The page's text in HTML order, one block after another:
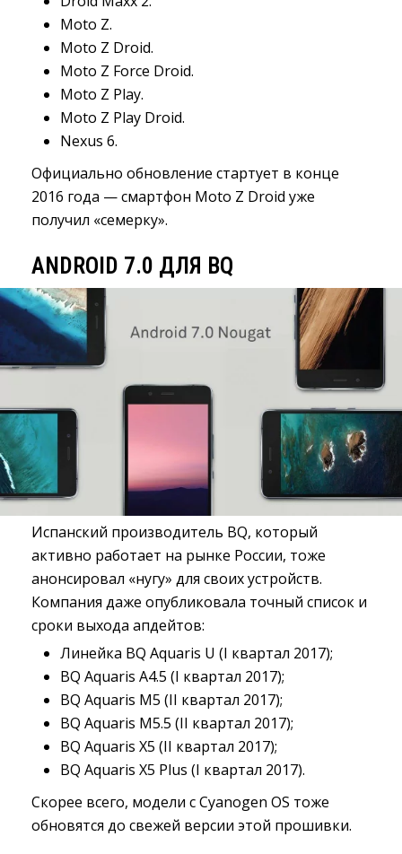
Moto Z.
Moto Z Droid.
Moto Z Force Droid.
Moto Z Play.
Moto Z Play Droid.
Nexus 6.
Официально обновление стартует в конце
2016 года — смартфон Moto Z Droid уже
получил «семерку».
ANDROID 7.0 ДЛЯ BQ
Испанский производитель BQ, который
активно работает на рынке России, тоже
анонсировал «нугу» для своих устройств.
Компания даже опубликовала точный список и
сроки выхода апдейтов:
Линейка BQ Aquaris U (I квартал 2017);
BQ Aquaris A4.5 (I квартал 2017);
BQ Aquaris M5 (II квартал 2017);
BQ Aquaris M5.5 (II квартал 2017);
BQ Aquaris X5 (II квартал 2017);
BQ Aquaris X5 Plus (I квартал 2017).
Скорее всего, модели с Cyanogen OS тоже
обновятся до свежей версии этой прошивки.